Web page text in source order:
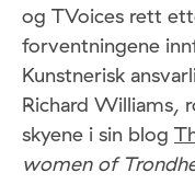
og TVoices rett
forventningene
Kunstnerisk
Richard Williams,
skyene i sin blog
women of